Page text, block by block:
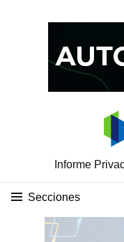
Informe
Secciones